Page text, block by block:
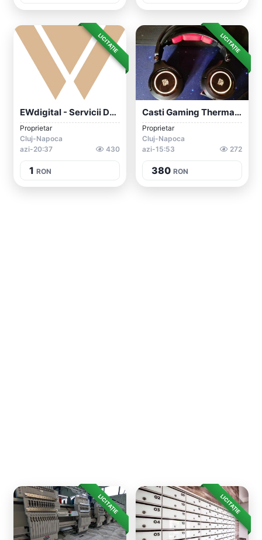
LICITAȚIE
EWdigital - Servicii De Marketing Digita...
Proprietar
Cluj-Napoca
azi-20:37
430
1 RON
LICITAȚIE
Casti Gaming Thermaltake Ttesports RGB R...
Proprietar
Cluj-Napoca
azi-15:53
272
380 RON
LICITAȚIE LICITAȚIE